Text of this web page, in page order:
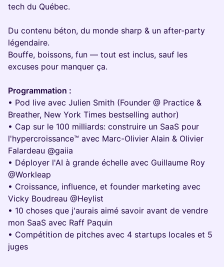
tech du Québec.
Du contenu béton, du monde sharp & un after-party
légendaire.
Bouffe, boissons, fun — tout est inclus, sauf les
excuses pour manquer ça.
Programmation :
• Pod live avec Julien Smith (Founder @ Practice &
Breather, New York Times bestselling author)
• Cap sur le 100 milliards: construire un SaaS pour
l'hypercroissance™️ avec Marc-Olivier Alain & Olivier
Falardeau @gaiia
• Déployer l'AI à grande échelle avec Guillaume Roy
@Workleap
• Croissance, influence, et founder marketing avec
Vicky Boudreau @Heylist
• 10 choses que j'aurais aimé savoir avant de vendre
mon SaaS avec Raff Paquin
• Compétition de pitches avec 4 startups locales et 5
juges